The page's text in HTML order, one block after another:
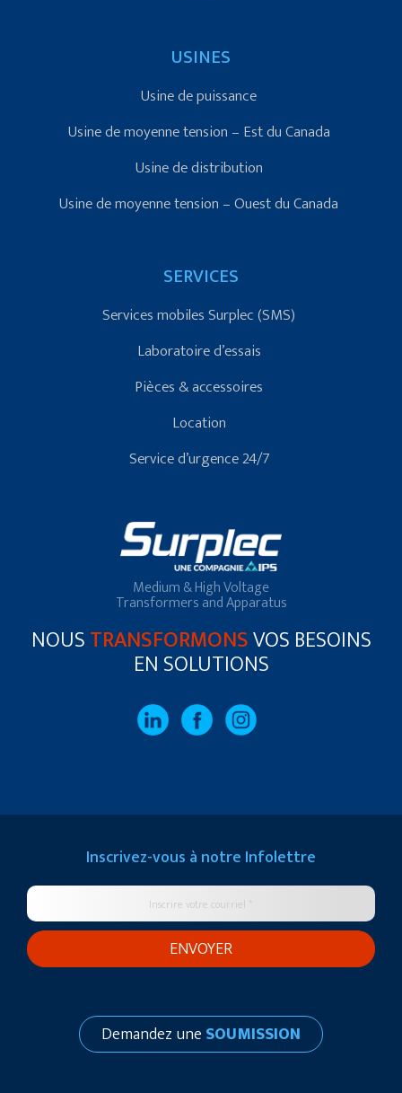
USINES
Usine de puissance
Usine de moyenne tension – Est du Canada
Usine de distribution
Usine de moyenne tension – Ouest du Canada
SERVICES
Services mobiles Surplec (SMS)
Laboratoire d’essais
Pièces & accessoires
Location
Service d’urgence 24/7
Medium & High Voltage
Transformers and Apparatus
NOUSTRANSFORMONSVOS BESOINS
EN SOLUTIONS
Inscrivez-vous à notre Infolettre
Demandez une SOUMISSION